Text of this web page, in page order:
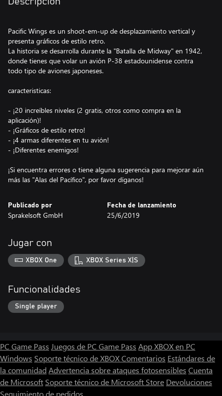
Pacific Wings es un shoot-em-up de desplazamiento vertical y
presenta gráficos de estilo retro.
La historia se desarrolla durante la "Batalla de Midway" en 1942,
donde tienes que volar un avión P-38 estadounidense contra
todo tipo de aviones japoneses.
caracteristicas:
- ¡20 increíbles niveles (2 gratis, otros como compra en la
aplicación)!
- ¡Gráficos de estilo retro!
- ¡4 armas diferentes en tu avión!
- ¡Diferentes enemigos!
¡Si encuentra errores o tiene alguna sugerencia para mejorar aún
más las "Alas del Pacífico", por favor díganos!
Publicado por
Sprakelsoft GmbH
Fecha de lanzamiento
25/6/2019
Jugar con
XBOX One XBOX Series X|S
Funcionalidades
Single player
PC Game Pass Juegos de PC Game Pass App XBOX en PC
Windows Soporte técnico de XBOXComentarios Estándares de
la comunidad Advertencia sobre ataques fotosensibles Cuenta
de Microsoft Soporte técnico de Microsoft Store Devoluciones
Seguimiento de pedidos